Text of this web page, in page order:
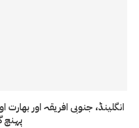
انگلینڈ، جنوبی افریقہ اور
پہنچ